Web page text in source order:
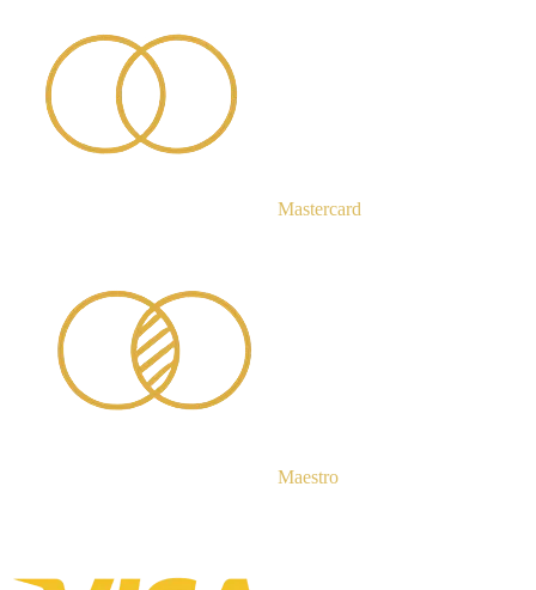
Mastercard
Maestro